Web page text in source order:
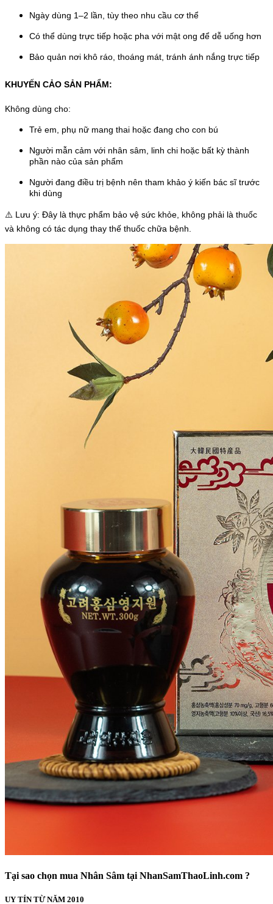
Ngày dùng 1–2 lần, tùy theo nhu cầu cơ thể
Có thể dùng trực tiếp hoặc pha với mật ong để dễ uống hơn
Bảo quản nơi khô ráo, thoáng mát, tránh ánh nắng trực tiếp
KHUYẾN CẢO SẢN PHẨM:
Không dùng cho:
Trẻ em, phụ nữ mang thai hoặc đang cho con bú
Người mẫn cảm với nhân sâm, linh chi hoặc bất kỳ thành
phần nào của sản phẩm
Người đang điều trị bệnh nên tham khảo ý kiến bác sĩ trước
khi dùng
⚠️ Lưu ý: Đây là thực phẩm bảo vệ sức khỏe, không phải là thuốc
và không có tác dụng thay thế thuốc chữa bệnh.
Tại sao chọn mua Nhân Sâm tại NhanSamThaoLinh.com ?
UY TÍN TỪ NĂM 2010